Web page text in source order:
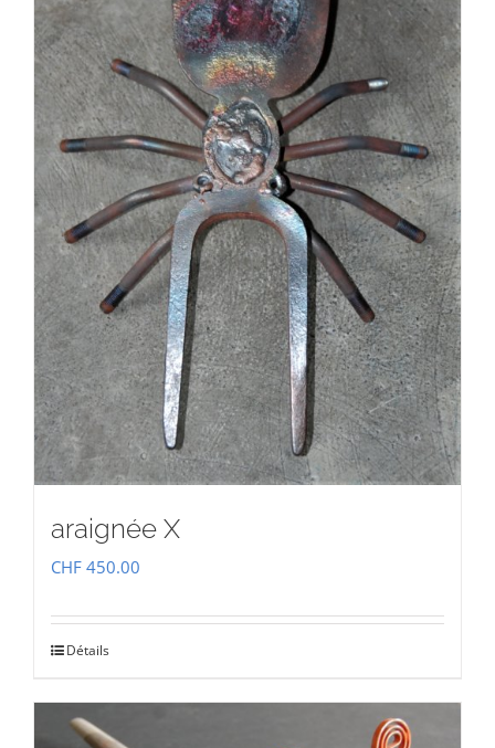
araignée X
CHF 450.00
Détails